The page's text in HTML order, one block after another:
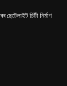
ছেটেলাইট চিটী নিৰ্মাণ